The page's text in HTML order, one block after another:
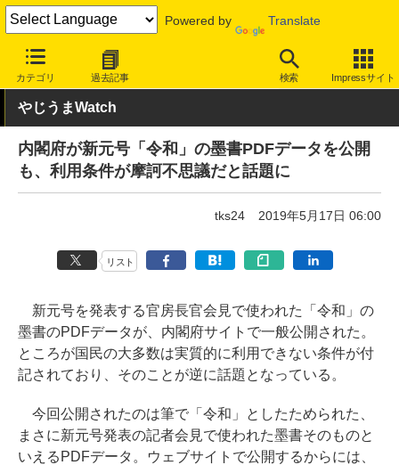
Powered by Translate
カテゴリ 過去記事 検索 Impressサイト
INTERNET Watch トピック
やじうまWatch
内閣府が新元号「令和」の墨書PDFデータを公開
も、利用条件が摩訶不思議だと話題に
tks24 2019年5月17日 06:00
リスト
新元号を発表する官房長官会見で使われた「令和」の
墨書のPDFデータが、内閣府サイトで一般公開された。
ところが国民の大多数は実質的に利用できない条件が付
記されており、そのことが逆に話題となっている。
今回公開されたのは筆で「令和」としたためられた、
まさに新元号発表の記者会見で使われた墨書そのものと
いえるPDFデータ。ウェブサイトで公開するからには、